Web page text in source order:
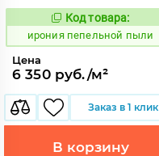
1102576
Код товара:
ирония пепельной пыли
Цена
6 350 руб./м²
Заказ в 1 клик
В корзину